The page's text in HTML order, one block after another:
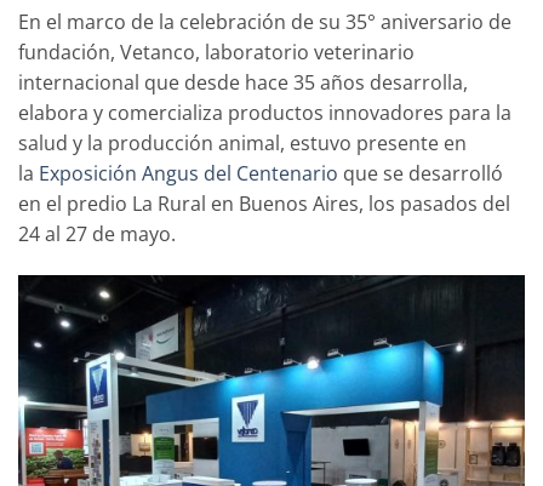
En el marco de la celebración de su 35° aniversario de
fundación, Vetanco, laboratorio veterinario
internacional que desde hace 35 años desarrolla,
elabora y comercializa productos innovadores para la
salud y la producción animal, estuvo presente en
la Exposición Angus del Centenario que se desarrolló
en el predio La Rural en Buenos Aires, los pasados del
24 al 27 de mayo.